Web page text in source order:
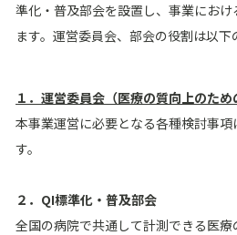
準化・普及部会を設置し、事業にお
ます。運営委員会、部会の役割は以下
１．運営委員会（医療の質向上のため
本事業運営に必要となる各種検討事
す。
２．QI標準化・普及部会
全国の病院で共通して計測できる医